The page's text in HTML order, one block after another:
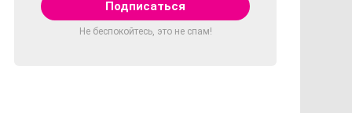
Не беспокойтесь, это не спам!